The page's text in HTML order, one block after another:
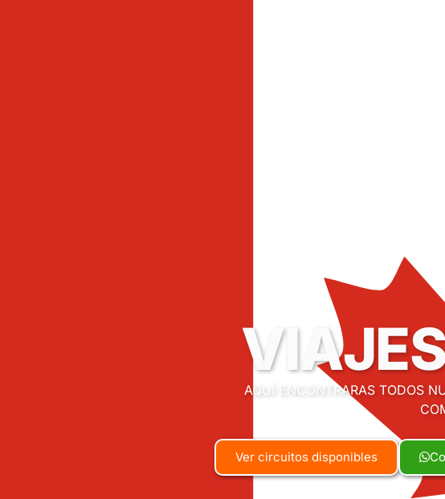
AQUÍ ENCONTRARAS TODOS
Ver circuitos disponibles